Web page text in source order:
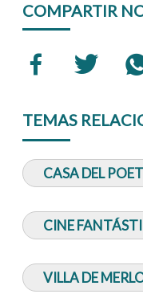
COMPARTIR
TEMAS
CASA DEL
CINE
VILLA DE